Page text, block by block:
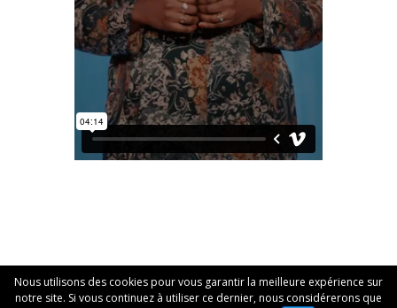
© 2026 Association D-Clic |Mentions légales
Nous utilisons des cookies pour vous garantir la meilleure expérience sur
notre site. Si vous continuez à utiliser ce dernier, nous considérerons que